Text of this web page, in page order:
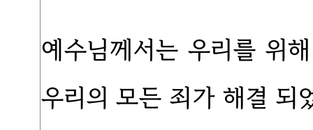
예수님께서는 우리를 위
우리의 모든 죄가 해결 되